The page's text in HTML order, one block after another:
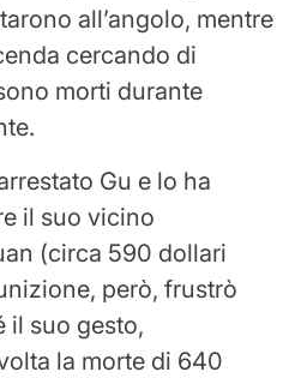
all’angolo, mentre
cercando di
morti durante
Gu e lo ha
il suo vicino
(circa 590 dollari
però, frustrò
il suo gesto,
la morte di 640